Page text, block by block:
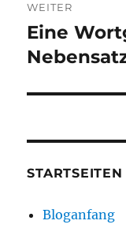
WEITER
Nächster
Beitrag:
Eine
STARTSEITEN
Bloganfang